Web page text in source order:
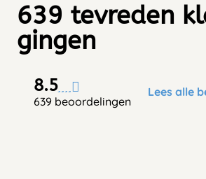
639 tevreden
gingen
8.5
639 beoordelingen
Lees alle